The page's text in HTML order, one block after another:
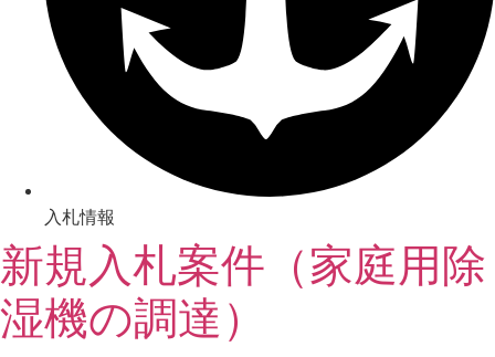
入札情報
新規入札案件（家庭用除
湿機の調達）